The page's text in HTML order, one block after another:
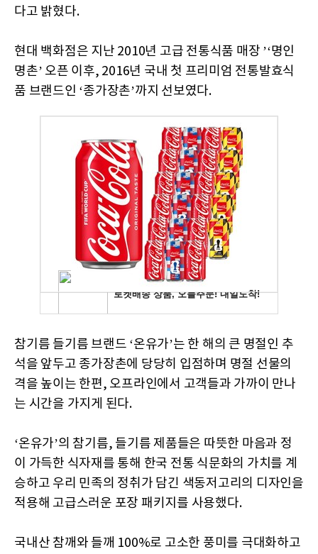
다고 밝혔다.
현대 백화점은 지난 2010년 고급 전통식품 매장 ’‘명인
명촌’ 오픈 이후, 2016년 국내 첫 프리미엄 전통발효식
품 브랜드인 ‘종가장촌’까지 선보였다.
참기름 들기름 브랜드 ‘온유가’는 한 해의 큰 명절인 추
석을 앞두고 종가장촌에 당당히 입점하며 명절 선물의
격을 높이는 한편, 오프라인에서 고객들과 가까이 만나
는 시간을 가지게 된다.
‘온유가’의 참기름, 들기름 제품들은 따뜻한 마음과 정
이 가득한 식자재를 통해 한국 전통 식문화의 가치를 계
승하고 우리 민족의 정취가 담긴 색동저고리의 디자인을
적용해 고급스러운 포장 패키지를 사용했다.
국내산 참깨와 들깨 100%로 고소한 풍미를 극대화하고